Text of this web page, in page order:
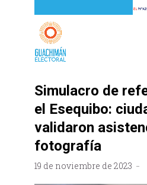
Simulacro de
el Esequibo:
validaron
fotografía
19 de noviembre de 2023